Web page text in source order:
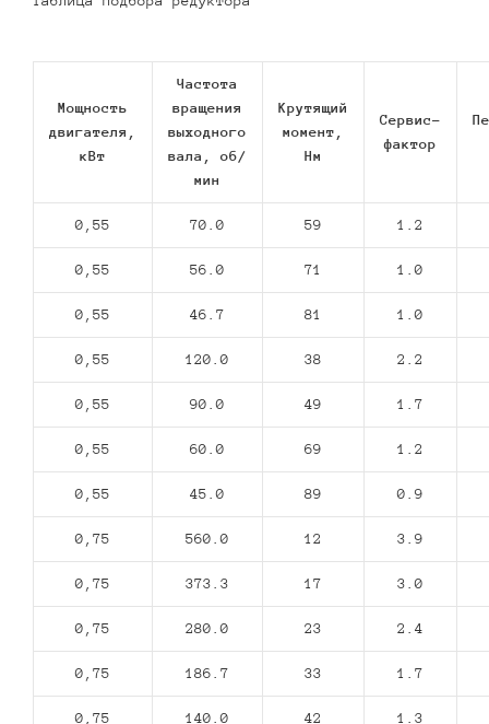
Мощность
двигателя,
кВт
Частота
вращения
выходного
вала, об/
мин
Крутящий
момент,
Нм
Сервис-
фактор
0,55 70.0 59 1.2
0,55 56.0 71 1.0
0,55 46.7 81 1.0
0,55 120.0 38 2.2
0,55 90.0 49 1.7
0,55 60.0 69 1.2
0,55 45.0 89 0.9
0,75 560.0 12 3.9
0,75 373.3 17 3.0
0,75 280.0 23 2.4
0,75 186.7 33 1.7
0,75 140.0 42 1.3